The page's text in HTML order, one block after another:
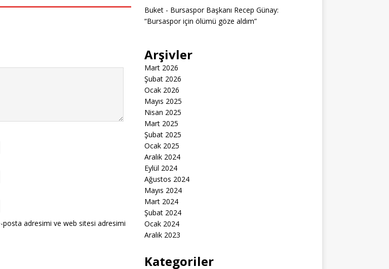
posta adresimi ve web sitesi adresimi
Buket- Bursaspor Başkanı Recep Günay:
“Bursaspor için ölümü göze aldım”
Arşivler
Mart 2026
Şubat 2026
Ocak 2026
Mayıs 2025
Nisan 2025
Mart 2025
Şubat 2025
Ocak 2025
Aralık 2024
Eylül 2024
Ağustos 2024
Mayıs 2024
Mart 2024
Şubat 2024
Ocak 2024
Aralık 2023
Kategoriler